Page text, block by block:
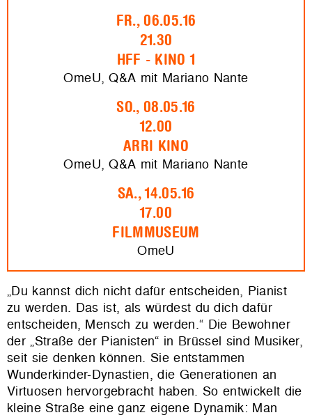
FR., 06.05.16
21.30
HFF - KINO 1
OmeU, Q&A mit Mariano Nante
SO., 08.05.16
12.00
ARRI KINO
OmeU, Q&A mit Mariano Nante
SA., 14.05.16
17.00
FILMMUSEUM
OmeU
„Du kannst dich nicht dafür entscheiden, Pianist
zu werden. Das ist, als würdest du dich dafür
entscheiden, Mensch zu werden.“ Die Bewohner
der „Straße der Pianisten“ in Brüssel sind Musiker,
seit sie denken können. Sie entstammen
Wunderkinder-Dynastien, die Generationen an
Virtuosen hervorgebracht haben. So entwickelt die
kleine Straße eine ganz eigene Dynamik: Man